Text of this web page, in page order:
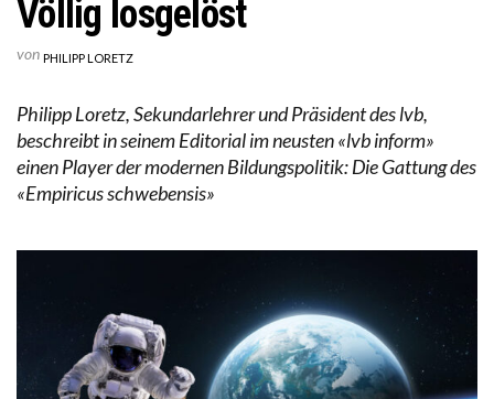
Völlig losgelöst
von PHILIPP LORETZ
Philipp Loretz, Sekundarlehrer und Präsident des lvb,
beschreibt in seinem Editorial im neusten «lvb inform»
einen Player der modernen Bildungspolitik: Die Gattung des
«Empiricus schwebensis»